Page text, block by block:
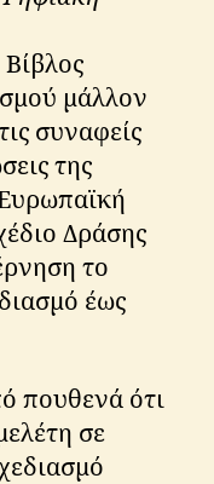
μάλλον
συναφείς
της
Δράσης
το
έως
πουθενά ότι
σε